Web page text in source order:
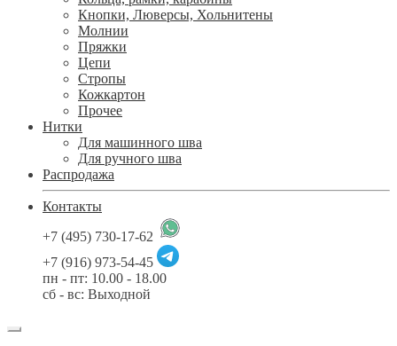
Кнопки, Люверсы, Хольнитены
Молнии
Пряжки
Цепи
Стропы
Кожкартон
Прочее
Нитки
Для машинного шва
Для ручного шва
Распродажа
Контакты
+7 (495) 730-17-62
+7 (916) 973-54-45
пн - пт: 10.00 - 18.00
сб - вс: Выходной